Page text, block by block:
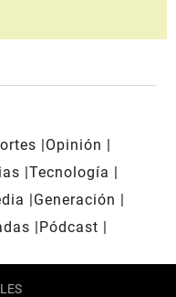
Opinión
Tecnología
Generación
Pódcast